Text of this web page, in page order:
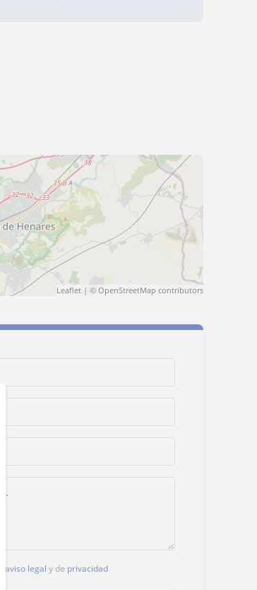
Leaflet| © OpenStreetMap contributors
aviso legal y de privacidad